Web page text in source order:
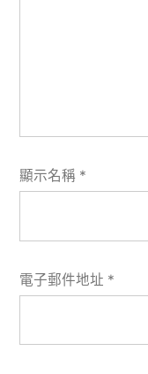
顯示名稱 *
電子郵件地址 *